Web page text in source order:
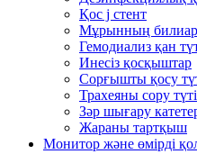
Қос j стент
Мұрынның
Гемодиализ қан
Инесіз қосқыштар
Сорғышты қосу
Трахеяны сору
Зәр шығару
Жараны тартқыш
Монитор және өмірді